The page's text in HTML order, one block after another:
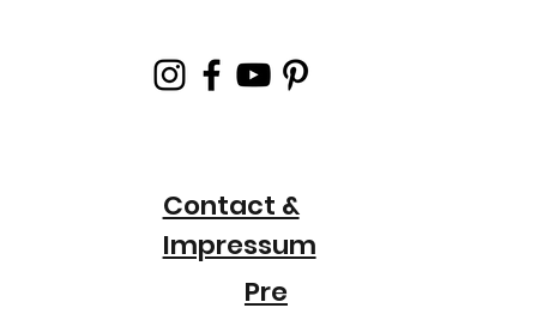
Contact &
Impressum
Pre